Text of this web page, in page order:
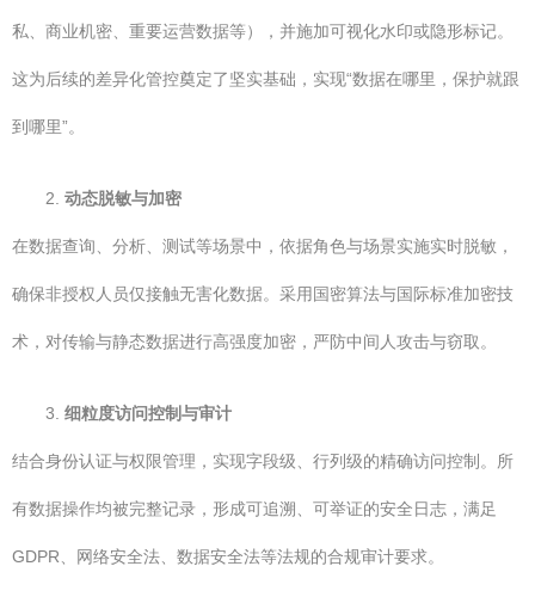
私、商业机密、重要运营数据等），并施加可视化水印或隐形标记。
这为后续的差异化管控奠定了坚实基础，实现“数据在哪里，保护就跟
到哪里”。
2. 动态脱敏与加密
在数据查询、分析、测试等场景中，依据角色与场景实施实时脱敏，
确保非授权人员仅接触无害化数据。采用国密算法与国际标准加密技
术，对传输与静态数据进行高强度加密，严防中间人攻击与窃取。
3. 细粒度访问控制与审计
结合身份认证与权限管理，实现字段级、行列级的精确访问控制。所
有数据操作均被完整记录，形成可追溯、可举证的安全日志，满足
GDPR、网络安全法、数据安全法等法规的合规审计要求。